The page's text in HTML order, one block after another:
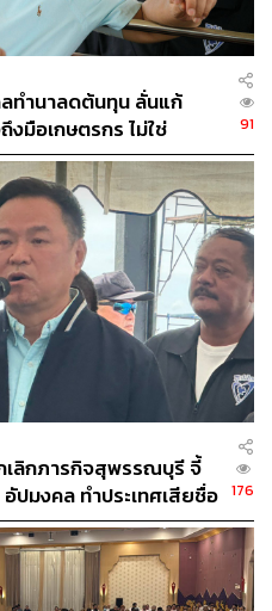
ทำนาลดต้นทุน ลั่นแก้
มือเกษตรกร ไม่ใช่
91
ลิกภารกิจสุพรรณบุรี จี้
ปมงคล ทำประเทศเสียชื่อ
176